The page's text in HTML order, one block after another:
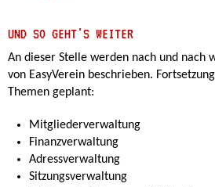
UND SO GEHT'S WEITER
An dieser Stelle werden nach und nach
von EasyVerein beschrieben.
Themen geplant:
Mitgliederverwaltung
Finanzverwaltung
Adressverwaltung
Sitzungsverwaltung